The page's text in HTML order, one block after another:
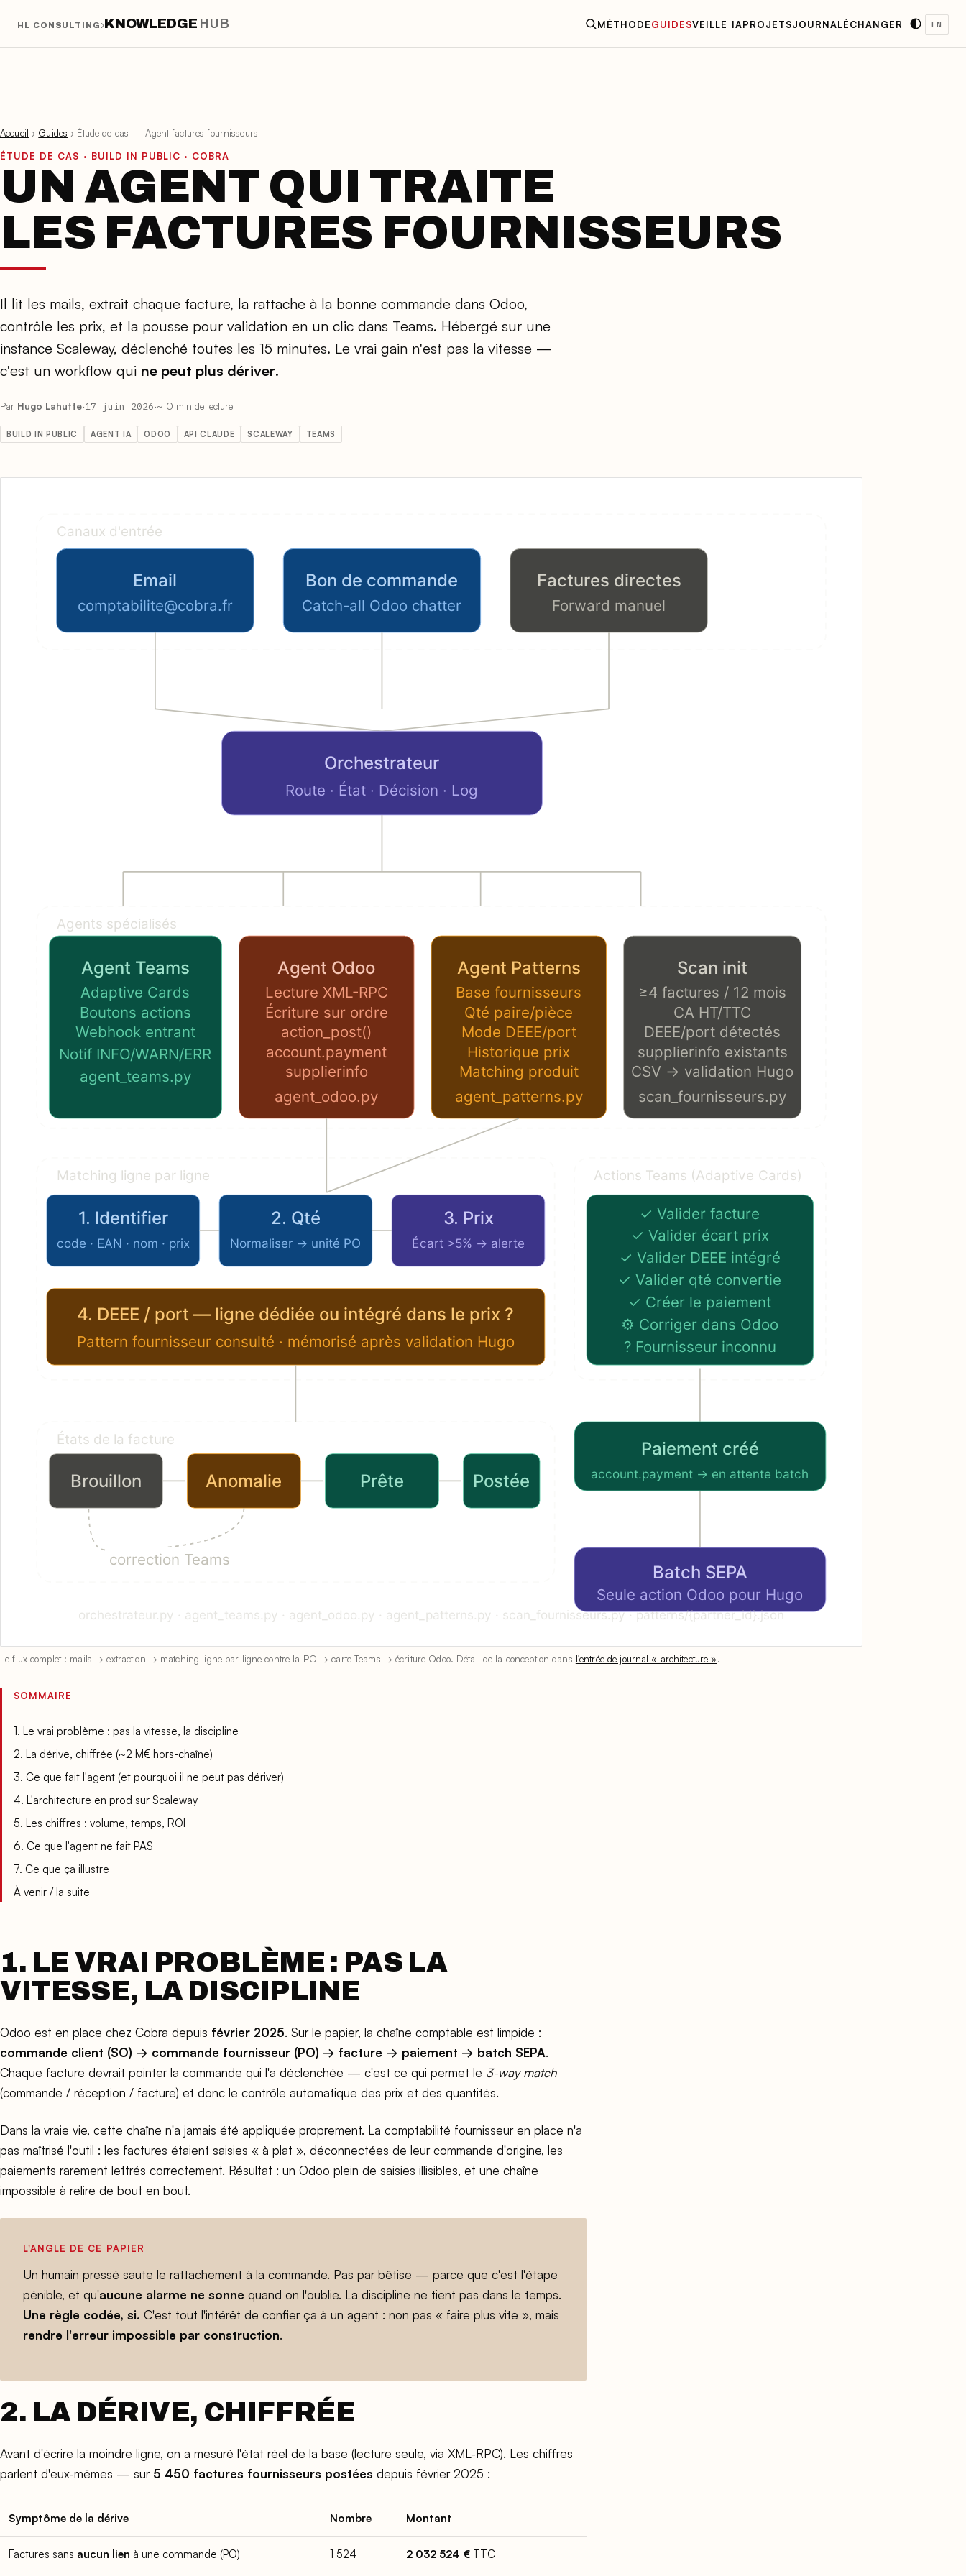
HL CONSULTING ›KNOWLEDGE HUB MÉTHODEGUIDESVEILLE IAPROJETSJOURNALÉCHANGER EN
Accueil › Guides › Étude de cas —Agentfactures fournisseurs
ÉTUDE DE CAS · BUILD IN PUBLIC · COBRA
UN AGENT QUI TRAITE
LES FACTURES FOURNISSEURS
Il lit les mails, extrait chaque facture, la rattache à la bonne commande dans Odoo,
contrôle les prix, et la pousse pour validation en un clic dans Teams. Hébergé sur une
instance Scaleway, déclenché toutes les 15 minutes. Le vrai gain n'est pas la vitesse —
c'est un workflow qui ne peut plus dériver.
Par Hugo Lahutte·17 juin 2026·~10 min de lecture
BUILD IN PUBLIC AGENT IA ODOO API CLAUDE SCALEWAY TEAMS
Le flux complet : mails → extraction → matching ligne par ligne contre la PO → carte Teams → écriture Odoo. Détail de la conception dans l'entrée de journal « architecture ».
SOMMAIRE
1. Le vrai problème : pas la vitesse, la discipline
2. La dérive, chiffrée (~2 M€ hors-chaîne)
3. Ce que fait l'agent (et pourquoi il ne peut pas dériver)
4. L'architecture en prod sur Scaleway
5. Les chiffres : volume, temps, ROI
6. Ce que l'agent ne fait PAS
7. Ce que ça illustre
À venir / la suite
1. LE VRAI PROBLÈME : PAS LA
VITESSE, LA DISCIPLINE
Odoo est en place chez Cobra depuis février 2025. Sur le papier, la chaîne comptable est limpide :
commande client (SO) → commande fournisseur (PO) → facture → paiement → batch SEPA.
Chaque facture devrait pointer la commande qui l'a déclenchée — c'est ce qui permet le 3-way match
(commande / réception / facture) et donc le contrôle automatique des prix et des quantités.
Dans la vraie vie, cette chaîne n'a jamais été appliquée proprement. La comptabilité fournisseur en place n'a
pas maîtrisé l'outil : les factures étaient saisies « à plat », déconnectées de leur commande d'origine, les
paiements rarement lettrés correctement. Résultat : un Odoo plein de saisies illisibles, et une chaîne
impossible à relire de bout en bout.
L'ANGLE DE CE PAPIER
Un humain pressé saute le rattachement à la commande. Pas par bêtise — parce que c'est l'étape
pénible, et qu'aucune alarme ne sonne quand on l'oublie. La discipline ne tient pas dans le temps.
Une règle codée, si. C'est tout l'intérêt de confier ça à un agent : non pas « faire plus vite », mais
rendre l'erreur impossible par construction.
2. LA DÉRIVE, CHIFFRÉE
Avant d'écrire la moindre ligne, on a mesuré l'état réel de la base (lecture seule, via XML-RPC). Les chiffres
parlent d'eux-mêmes — sur 5 450 factures fournisseurs postées depuis février 2025 :
Symptôme de la dérive Nombre Montant
Factures sans aucun lien à une commande (PO) 1 524 2 032 524 € TTC